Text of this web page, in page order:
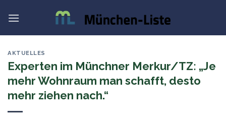
AKTUELLES
Experten im Münchner Merkur/TZ: „Je
mehr Wohnraum man schafft, desto
mehr ziehen nach.“